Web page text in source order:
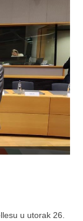
u utorak 26.